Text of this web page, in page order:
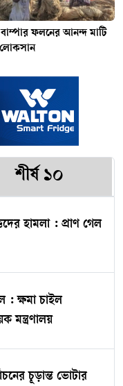
ফলনের আনন্দ মাটি
শীর্ষ ১০
হামলা : প্রাণ গেল
: ক্ষমা চাইল
মন্ত্রণালয়
চূড়ান্ত ভোটার